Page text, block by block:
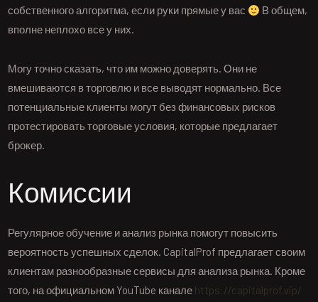
собственного алгоритма, если руки прямые у вас
В общем,
вполне неплохо все у них.
Могу точно сказать, что им можно доверять. Они не
вмешиваются в торговлю и все выводят нормально. Все
потенциальные клиенты могут без финансовых рисков
протестировать торговые условия, которые предлагает
брокер.
Комиссии
Регулярное обучение и анализ рынка помогут повысить
вероятность успешных сделок. CapitalProf предлагает своим
клиентам разнообразные сервисы для анализа рынка. Кроме
того, на официальном YouTube канале https://capitalprof.vip/